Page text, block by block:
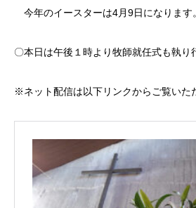
今年のイースターは4月9日になります。
〇本日は午後１時より牧師就任式も執り
※ネット配信は以下リンクからご覧いた